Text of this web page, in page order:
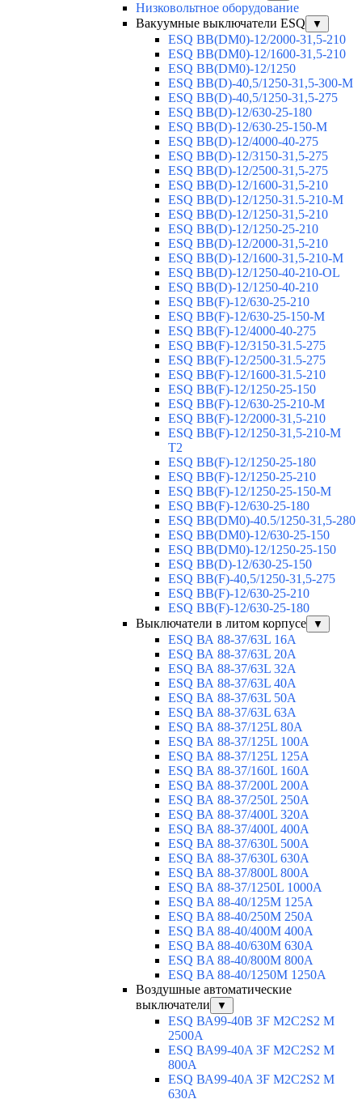
Низковольтное оборудование
Вакуумные выключатели ESQ
▼
ESQ ВВ(DM0)-12/2000-31,5-210
ESQ ВВ(DM0)-12/1600-31,5-210
ESQ ВВ(DM0)-12/1250
ESQ ВВ(D)-40,5/1250-31,5-300-М
ESQ ВВ(D)-40,5/1250-31,5-275
ESQ ВВ(D)-12/630-25-180
ESQ ВВ(D)-12/630-25-150-М
ESQ ВВ(D)-12/4000-40-275
ESQ ВВ(D)-12/3150-31,5-275
ESQ ВВ(D)-12/2500-31,5-275
ESQ ВВ(D)-12/1600-31,5-210
ESQ ВВ(D)-12/1250-31.5-210-М
ESQ ВВ(D)-12/1250-31,5-210
ESQ ВВ(D)-12/1250-25-210
ESQ BB(D)-12/2000-31,5-210
ESQ BB(D)-12/1600-31,5-210-М
ESQ BB(D)-12/1250-40-210-OL
ESQ BB(D)-12/1250-40-210
ESQ ВВ(F)-12/630-25-210
ESQ ВВ(F)-12/630-25-150-М
ESQ ВВ(F)-12/4000-40-275
ESQ ВВ(F)-12/3150-31.5-275
ESQ ВВ(F)-12/2500-31.5-275
ESQ ВВ(F)-12/1600-31.5-210
ESQ ВВ(F)-12/1250-25-150
ESQ BB(F)-12/630-25-210-М
ESQ BB(F)-12/2000-31,5-210
ESQ BB(F)-12/1250-31,5-210-М
T2
ESQ BB(F)-12/1250-25-180
ESQ ВВ(F)-12/1250-25-210
ESQ ВВ(F)-12/1250-25-150-М
ESQ BB(F)-12/630-25-180
ESQ ВВ(DM0)-40.5/1250-31,5-280
ESQ ВВ(DM0)-12/630-25-150
ESQ ВВ(DM0)-12/1250-25-150
ESQ BB(D)-12/630-25-150
ESQ ВВ(F)-40,5/1250-31,5-275
ESQ ВВ(F)-12/630-25-210
ESQ ВВ(F)-12/630-25-180
Выключатели в литом корпусе
▼
ESQ ВА 88-37/63L 16A
ESQ ВА 88-37/63L 20A
ESQ ВА 88-37/63L 32A
ESQ ВА 88-37/63L 40A
ESQ ВА 88-37/63L 50A
ESQ ВА 88-37/63L 63A
ESQ ВА 88-37/125L 80A
ESQ ВА 88-37/125L 100A
ESQ ВА 88-37/125L 125A
ESQ ВА 88-37/160L 160A
ESQ ВА 88-37/200L 200A
ESQ ВА 88-37/250L 250A
ESQ ВА 88-37/400L 320A
ESQ ВА 88-37/400L 400A
ESQ ВА 88-37/630L 500A
ESQ ВА 88-37/630L 630A
ESQ ВА 88-37/800L 800A
ESQ ВА 88-37/1250L 1000A
ESQ BA 88-40/125M 125A
ESQ BA 88-40/250M 250A
ESQ BA 88-40/400M 400A
ESQ BA 88-40/630М 630A
ESQ BA 88-40/800M 800A
ESQ BA 88-40/1250М 1250A
Воздушные автоматические
выключатели
▼
ESQ ВА99-40B 3F M2C2S2 M
2500A
ESQ ВА99-40A 3F M2C2S2 М
800A
ESQ ВА99-40A 3F M2C2S2 М
630A